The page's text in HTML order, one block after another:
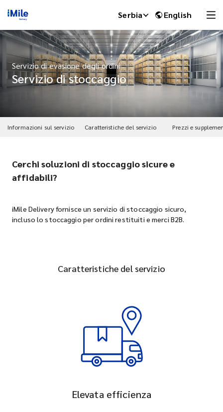
Serbia English
Servizio di evasione degli ordini
Servizio di stoccaggio
Informazioni sul servizio Caratteristiche del servizio Prezzi e
Cerchi soluzioni di stoccaggio sicure e
affidabili?
iMile Delivery fornisce un servizio di stoccaggio sicuro,
incluso lo stoccaggio per ordini restituiti e merci B2B.
Caratteristiche del servizio
Elevata efficienza
iMile Chat